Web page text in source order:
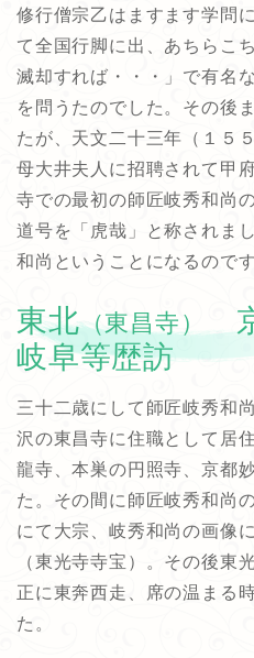
修行僧宗乙はますます学問
て全国行脚に出、あちらこ
滅却すれば・・・」で有名
を問うたのでした。その後
たが、天文二十三年（１５
母大井夫人に招聘されて甲
寺での最初の師匠岐秀和尚
道号を「虎哉」と称されま
和尚ということになるのです
東北（東昌寺）
岐阜等歴訪
三十二歳にして師匠岐秀和
沢の東昌寺に住職として居
龍寺、本巣の円照寺、京都
た。その間に師匠岐秀和尚
にて大宗、岐秀和尚の画像
（東光寺寺宝）。その後東
正に東奔西走、席の温まる
た。